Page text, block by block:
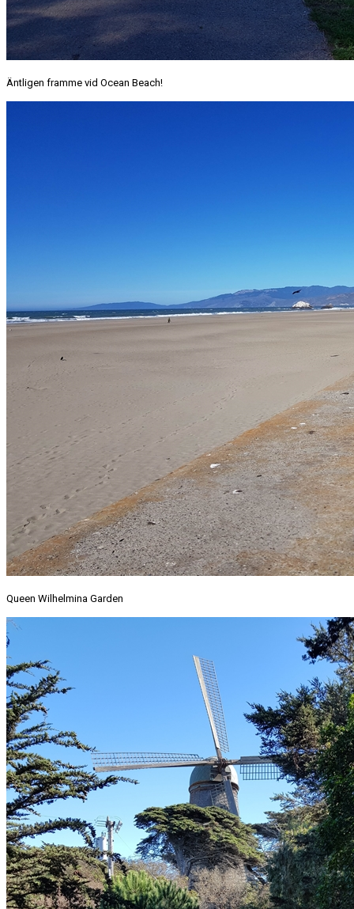
Äntligen framme vid Ocean Beach!
Queen Wilhelmina Garden